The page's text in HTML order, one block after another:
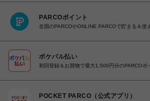
PARCOポイント
全国のPARCOやONLINE PARCOで貯まる＆使
ポケパル払い
初回登録＆お買物で最大1,500円分のPARCOポ
POCKET PARCO（公式アプリ）